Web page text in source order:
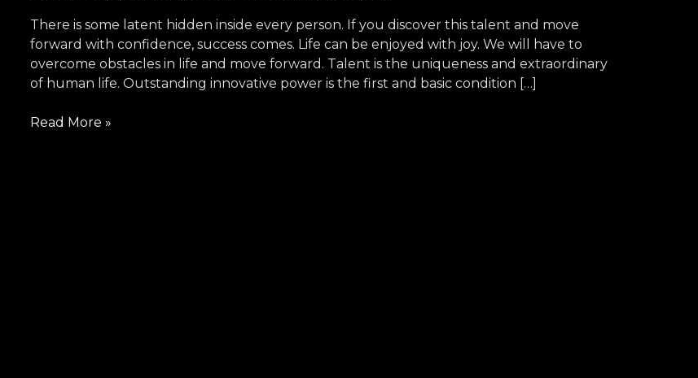
There is some latent hidden inside every person. If you discover this talent and move
forward with confidence, success comes. Life can be enjoyed with joy. We will have to
overcome obstacles in life and move forward. Talent is the uniqueness and extraordinary
of human life. Outstanding innovative power is the first and basic condition […]
&
development
of
child
Read More »